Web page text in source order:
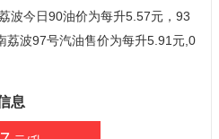
波今日90油价为每升5.57元，93
荔波97号汽油售价为每升5.91元,0
息